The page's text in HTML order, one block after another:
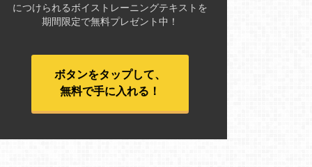
につけられるボイストレーニングテキストを
期間限定で無料プレゼント中！
ボタンをタップして、
無料で手に入れる！